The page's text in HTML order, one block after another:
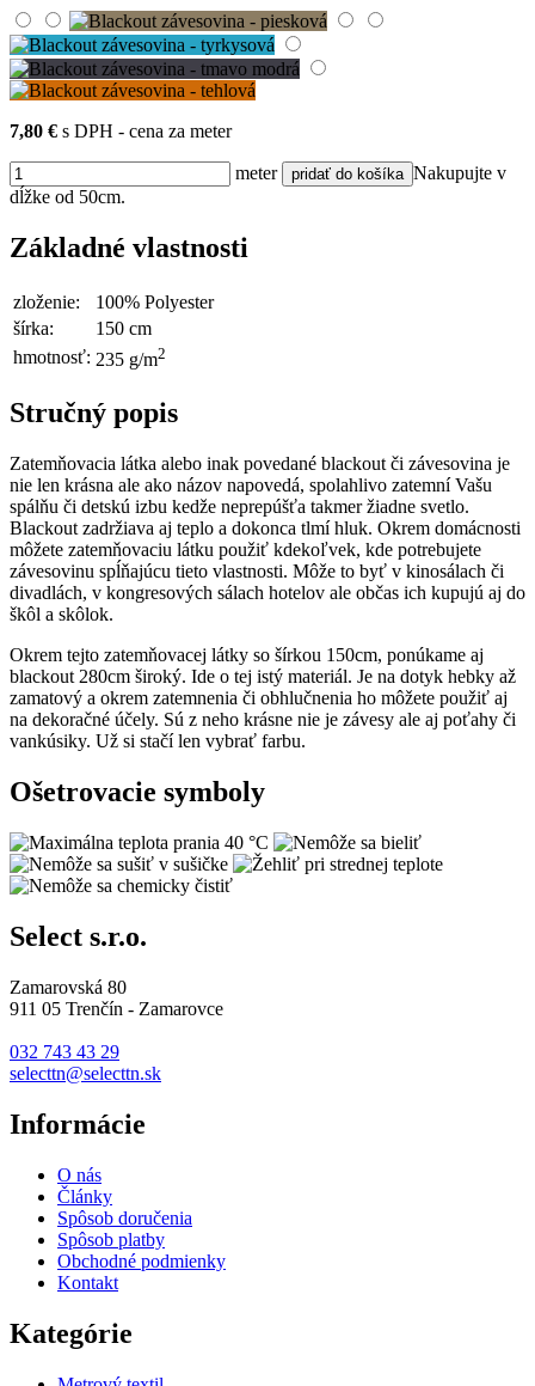
7,80 € s DPH - cena za meter
meter
Nakupujte v
dĺžke od 50cm.
Základné vlastnosti
zloženie:
100% Polyester
šírka:
150 cm
hmotnosť: 235 g/m2
Stručný popis
Zatemňovacia látka alebo inak povedané blackout či závesovina je
nie len krásna ale ako názov napovedá, spolahlivo zatemní Vašu
spálňu či detskú izbu kedže neprepúšťa takmer žiadne svetlo.
Blackout zadržiava aj teplo a dokonca tlmí hluk. Okrem domácnosti
môžete zatemňovaciu látku použiť kdekoľvek, kde potrebujete
závesovinu spĺňajúcu tieto vlastnosti. Môže to byť v kinosálach či
divadlách, v kongresových sálach hotelov ale občas ich kupujú aj do
škôl a skôlok.
Okrem tejto zatemňovacej látky so šírkou 150cm, ponúkame aj
blackout 280cm široký. Ide o tej istý materiál. Je na dotyk hebky až
zamatový a okrem zatemnenia či obhlučnenia ho môžete použiť aj
na dekoračné účely. Sú z neho krásne nie je závesy ale aj poťahy či
vankúsiky. Už si stačí len vybrať farbu.
Ošetrovacie symboly
Select s.r.o.
Zamarovská 80
911 05 Trenčín - Zamarovce
032 743 43 29
selecttn@selecttn.sk
Informácie
O nás
Články
Spôsob doručenia
Spôsob platby
Obchodné podmienky
Kontakt
Kategórie